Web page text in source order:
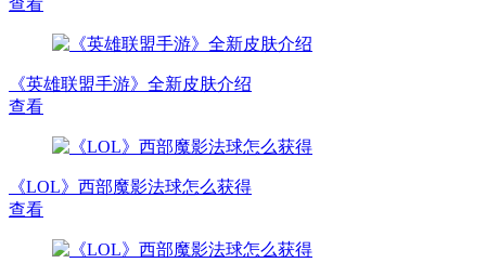
《英雄联盟手游》全新皮肤介绍
查看
《LOL》西部魔影法球怎么获得
查看